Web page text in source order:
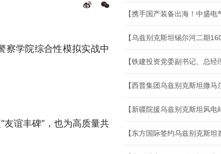
察学院综合性模拟实战中
谊丰碑”，也为高质量共
【新疆院援乌兹别克斯坦风电
【东方国际签约乌兹别克斯坦